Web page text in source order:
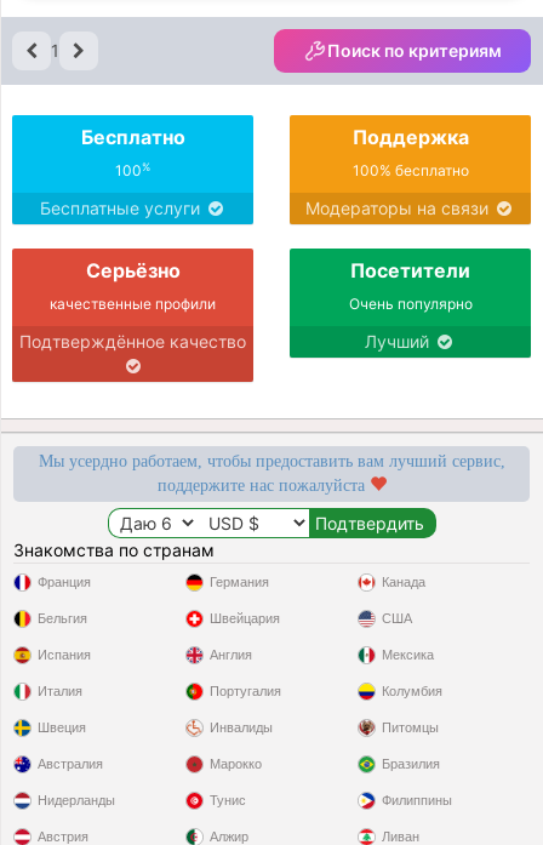
1 Поиск по критериям
Бесплатно
100%
Бесплатные услуги
Поддержка
100% бесплатно
Модераторы на связи
Серьёзно
качественные профили
Подтверждённое качество
Посетители
Очень популярно
Лучший
Мы усердно работаем, чтобы предоставить вам лучший сервис,
поддержите нас пожалуйста
Знакомства по странам
Франция
Бельгия
Испания
Италия
Швеция
Германия
Швейцария
Англия
Португалия
Инвалиды
Канада
США
Мексика
Колумбия
Питомцы
Австралия
Нидерланды
Австрия
Марокко
Тунис
Алжир
Бразилия
Филиппины
Ливан